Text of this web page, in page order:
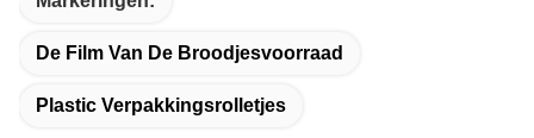
De Film Van De Broodjesvoorraad
Plastic Verpakkingsrolletjes